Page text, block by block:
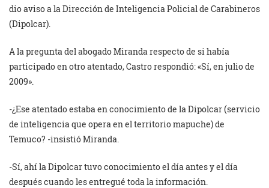
dio aviso a la Dirección de Inteligencia Policial de Carabineros
(Dipolcar).
A la pregunta del abogado Miranda respecto de si había
participado en otro atentado, Castro respondió: «Sí, en julio de
2009».
-¿Ese atentado estaba en conocimiento de la Dipolcar (servicio
de inteligencia que opera en el territorio mapuche) de
Temuco? -insistió Miranda.
-Sí, ahí la Dipolcar tuvo conocimiento el día antes y el día
después cuando les entregué toda la información.